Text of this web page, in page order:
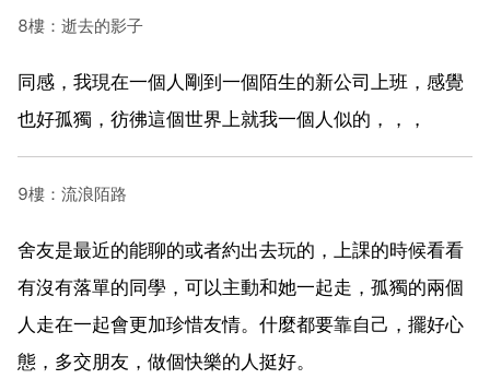
8樓：逝去的影子
同感，我現在一個人剛到一個陌生的新公司上班，感覺
也好孤獨，彷彿這個世界上就我一個人似的，，，
9樓：流浪陌路
舍友是最近的能聊的或者約出去玩的，上課的時候看看
有沒有落單的同學，可以主動和她一起走，孤獨的兩個
人走在一起會更加珍惜友情。什麼都要靠自己，擺好心
態，多交朋友，做個快樂的人挺好。